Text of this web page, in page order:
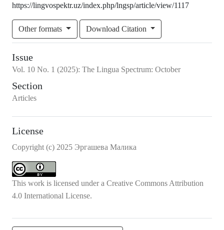
https://lingvospektr.uz/index.php/lngsp/article/view/1117
Other formats Download Citation
Issue
Vol. 10 No. 1 (2025): The Lingua Spectrum: October
Section
Articles
License
Copyright (c) 2025 Эргашева Малика
This work is licensed under a Creative Commons Attribution
4.0 International License.